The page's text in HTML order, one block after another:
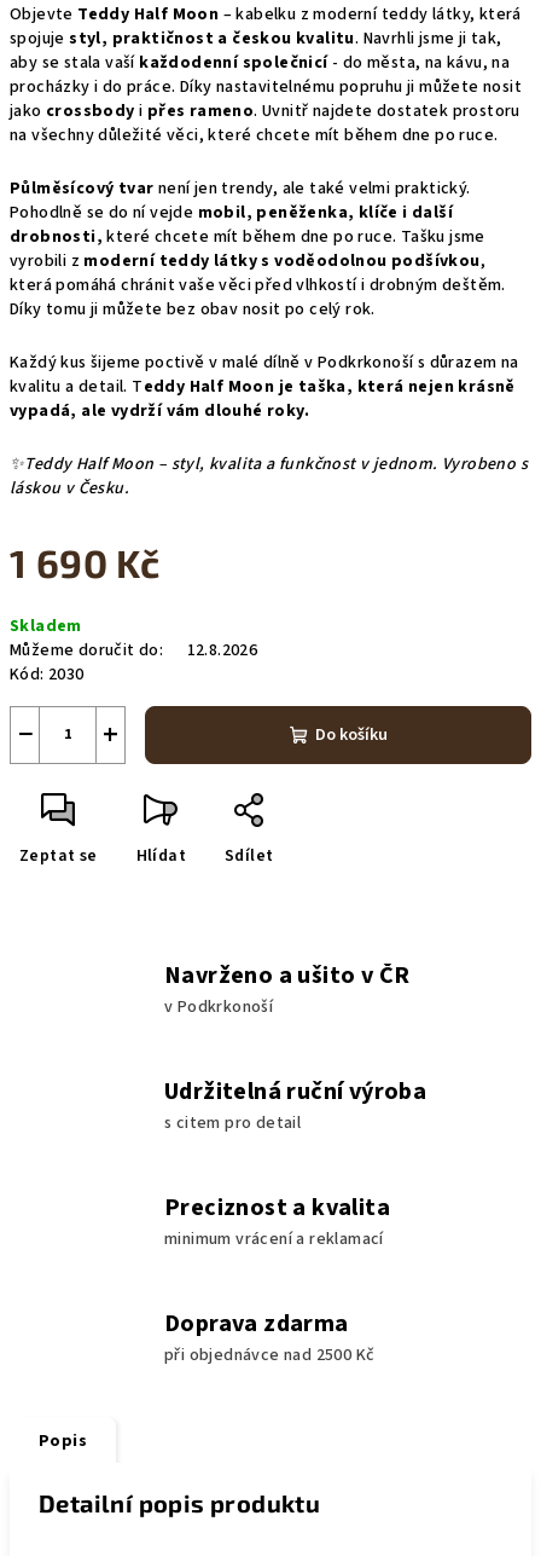
Objevte Teddy Half Moon – kabelku z moderní teddy látky, která
spojujestyl, praktičnost a českou kvalitu. Navrhli jsme ji tak,
aby se stala vaší každodenní společnicí- do města, na kávu, na
procházky i do práce. Díky nastavitelnému popruhu ji můžete nosit
jako crossbody i přes rameno. Uvnitř najdete dostatek prostoru
na všechny důležité věci, které chcete mít během dne po ruce.
Půlměsícový tvar není jen trendy, ale také velmi praktický.
Pohodlně se do ní vejde mobil, peněženka, klíče i další
drobnosti, které chcete mít během dne po ruce. Tašku jsme
vyrobili z moderní teddy látky s voděodolnou podšívkou,
která pomáhá chránit vaše věci před vlhkostí i drobným deštěm.
Díky tomu ji můžete bez obav nosit po celý rok.
Každý kus šijeme poctivě v malé dílně v Podkrkonoší s důrazem na
kvalitu a detail. Teddy Half Moon je taška, která nejen krásně
vypadá, ale vydrží vám dlouhé roky.
✨Teddy Half Moon – styl, kvalita a funkčnost v jednom. Vyrobeno s
láskou v Česku.
1 690 Kč
cena:
Skladem
Můžeme doručit do:
12.8.2026
Kód: 2030
+
− Do košíku
Zeptat se Hlídat Sdílet
Navrženo a ušito v ČR
v Podkrkonoší
Udržitelná ruční výroba
s citem pro detail
Preciznost a kvalita
minimum vrácení a reklamací
Doprava zdarma
při objednávce nad 2500 Kč
Popis
Detailní popis produktu